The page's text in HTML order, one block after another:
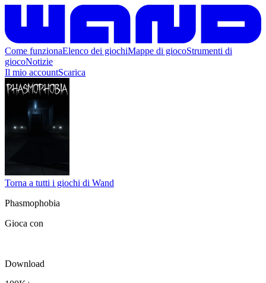
Come funzionaElenco dei giochiMappe di giocoStrumenti di
giocoNotizie
Il mio accountScarica
Torna a tutti i giochi di Wand
Phasmophobia
Gioca con
Download